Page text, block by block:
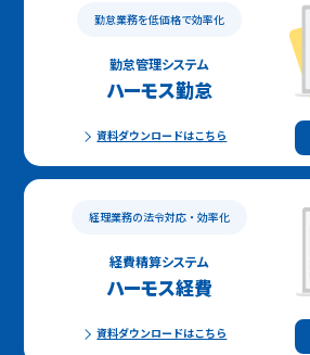
勤怠業務を低価格で効率化
勤怠管理システム
ハーモス勤怠
資料ダウンロードはこちら
経理業務の法令対応・効率化
経費精算システム
ハーモス経費
資料ダウンロードはこちら